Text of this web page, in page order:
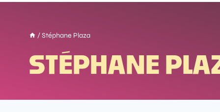
/ Stéphane Plaza
STÉPHANE